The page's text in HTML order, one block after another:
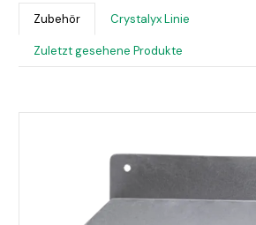
Zubehör Crystalyx Linie
Zuletzt gesehene Produkte